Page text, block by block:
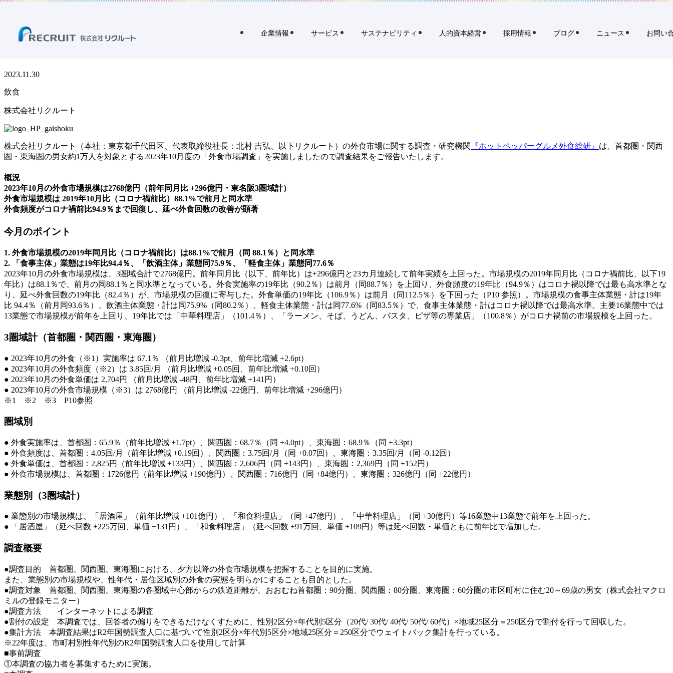
ブ
ー
ト
は
こ
ち
ら
イ
検
索
企業情報 サービス サステナビリティ 人的資本経営 採用情報 ブログ ニュース お問い
2023.11.30
飲食
株式会社リクルート
株式会社リクルート（本社：東京都千代田区、代表取締役社長：北村 吉弘、以下リクルート）の外食市場に関する調査・研究機関 『ホットペッパーグルメ外食総研』 は、首都圏・関西
圏・東海圏の男女約1万人を対象とする2023年10月度の「外食市場調査」を実施しましたので調査結果をご報告いたします。
概況
2023年10月の外食市場規模は2768億円（前年同月比 +296億円・東名阪3圏域計）
外食市場規模は 2019年10月比（コロナ禍前比）88.1%で前月と同水準
外食頻度がコロナ禍前比94.9％まで回復し、延べ外食回数の改善が顕著
今月のポイント
1. 外食市場規模の2019年同月比（コロナ禍前比）は88.1%で前月（同 88.1％）と同水準
2. 「食事主体」業態は19年比94.4％、「飲酒主体」業態同75.9％、「軽食主体」業態同77.6％
2023年10月の外食市場規模は、3圏域合計で2768億円。前年同月比（以下、前年比）は+296億円と23カ月連続して前年実績を上回った。市場規模の2019年同月比（コロナ禍前比、以下19
年比）は88.1％で、前月の同88.1％と同水準となっている。外食実施率の19年比（90.2％）は前月（同88.7％）を上回り、外食頻度の19年比（94.9％）はコロナ禍以降では最も高水準とな
り、延べ外食回数の19年比（82.4％）が、市場規模の回復に寄与した。外食単価の19年比（106.9％）は前月（同112.5％）を下回った（P10 参照）。市場規模の食事主体業態・計は19年
比 94.4％（前月同93.6％）、飲酒主体業態・計は同75.9%（同80.2％）、軽食主体業態・計は同77.6%（同83.5％）で、食事主体業態・計はコロナ禍以降では最高水準。主要16業態中では
13業態で市場規模が前年を上回り、19年比では「中華料理店」（101.4％）、「ラーメン、そば、うどん、パスタ、ピザ等の専業店」（100.8％）がコロナ禍前の市場規模を上回った。
3圏域計（首都圏・関西圏・東海圏）
● 2023年10月の外食（※1）実施率は 67.1％ （前月比増減 -0.3pt、前年比増減 +2.6pt）
● 2023年10月の外食頻度（※2）は 3.85回/月 （前月比増減 +0.05回、前年比増減 +0.10回）
● 2023年10月の外食単価は 2,704円 （前月比増減 -48円、前年比増減 +141円）
● 2023年10月の外食市場規模（※3）は 2768億円 （前月比増減 -22億円、前年比増減 +296億円）
※1 ※2 ※3 P10参照
圏域別
● 外食実施率は、首都圏：65.9％（前年比増減 +1.7pt）、関西圏：68.7％（同 +4.0pt）、東海圏：68.9％（同 +3.3pt）
● 外食頻度は、首都圏：4.05回/月（前年比増減 +0.19回）、関西圏：3.75回/月（同 +0.07回）、東海圏：3.35回/月（同 -0.12回）
● 外食単価は、首都圏：2,825円（前年比増減 +133円）、関西圏：2,606円（同 +143円）、東海圏：2,369円（同 +152円）
● 外食市場規模は、首都圏：1726億円（前年比増減 +190億円）、関西圏：716億円（同 +84億円）、東海圏：326億円（同 +22億円）
業態別（3圏域計）
● 業態別の市場規模は、「居酒屋」（前年比増減 +101億円）、「和食料理店」（同 +47億円）、「中華料理店」（同 +30億円）等16業態中13業態で前年を上回った。
● 「居酒屋」（延べ回数 +225万回、単価 +131円）、「和食料理店」（延べ回数 +91万回、単価 +109円）等は延べ回数・単価ともに前年比で増加した。
調査概要
●調査目的 首都圏、関西圏、東海圏における、夕方以降の外食市場規模を把握することを目的に実施。
また、業態別の市場規模や、性年代・居住区域別の外食の実態を明らかにすることも目的とした。
●調査対象 首都圏、関西圏、東海圏の各圏域中心部からの鉄道距離が、おおむね首都圏：90分圏、関西圏：80分圏、東海圏：60分圏の市区町村に住む20～69歳の男女（株式会社マクロ
ミルの登録モニター）
●調査方法 インターネットによる調査
●割付の設定 本調査では、回答者の偏りをできるだけなくすために、性別2区分×年代別5区分（20代/ 30代/ 40代/ 50代/ 60代）×地域25区分＝250区分で割付を行って回収した。
●集計方法 本調査結果はR2年国勢調査人口に基づいて性別2区分×年代別5区分×地域25区分＝250区分でウェイトバック集計を行っている。
※22年度は、市町村別性年代別のR2年国勢調査人口を使用して計算
■事前調査
①本調査の協力者を募集するために実施。